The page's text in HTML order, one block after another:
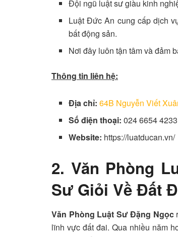
Đội ngũ luật sư giàu kinh
Luật Đức An cung cấp dịch
bất động sản.
Nơi đây luôn tận tâm và đảm
Thông tin liên hệ:
Địa chỉ:64B Nguyễn Viết
Số điện thoại:024 6654 4233
Website: https://luatducan.vn/
2. Văn Phòng
Sư Giỏi Về Đất
Văn Phòng Luật Sư Đặng Ngọc
lĩnh vực đất đai. Qua nhiều năm